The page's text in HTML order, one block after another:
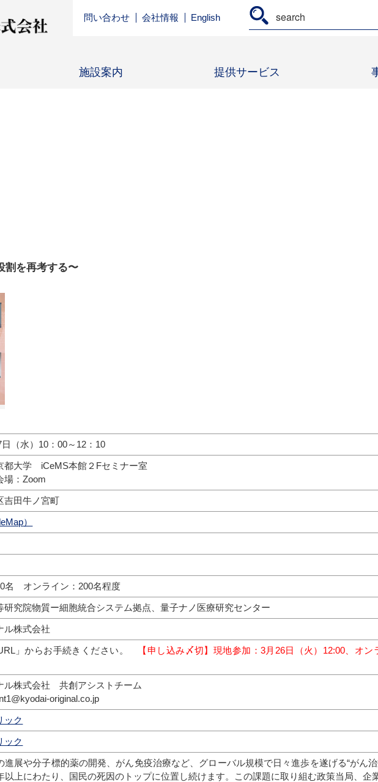
問い合わせ 会社情報 English
施設案内 提供サービス
割を再考する〜
（水）10：00～12：10
都大学 iCeMS本館２Fセミナー室
場：Zoom
吉田牛ノ宮町
）
名 オンライン：200名程度
研究院物質ー細胞統合システム拠点、量子ナノ医療研究センター
ル株式会社
」からお手続きください。
【申し込み〆切】現地参加：3月26日（火）12:00、オン
ル株式会社 共創アシストチーム
original.co.jp
ック
ック
進展や分子標的薬の開発、がん免疫治療など、グローバル規模で日々進歩を遂げる“がん
以上にわたり、国民の死因のトップに位置し続けます。この課題に取り組む政策当局、企